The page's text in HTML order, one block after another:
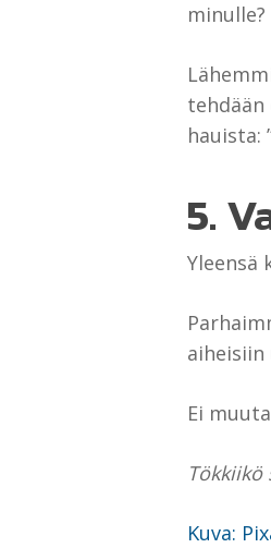
minulle?
hauista:
5.
Yleensä
Ei
Tökkiikö
Kuva: